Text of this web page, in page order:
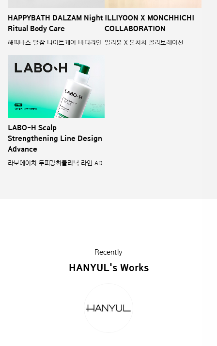
HAPPYBATH DALZAM Night
Ritual Body Care
해피바스 달잠 나이트케어 바디라인
ILLIYOON X MONCHHICHI
COLLABORATION
일리윤 X 몬치치 콜라보레이션
LABO-H Scalp
Strengthening Line Design
Advance
라보에이치 두피강화클리닉 라인 AD
Recently
HANYUL's Works